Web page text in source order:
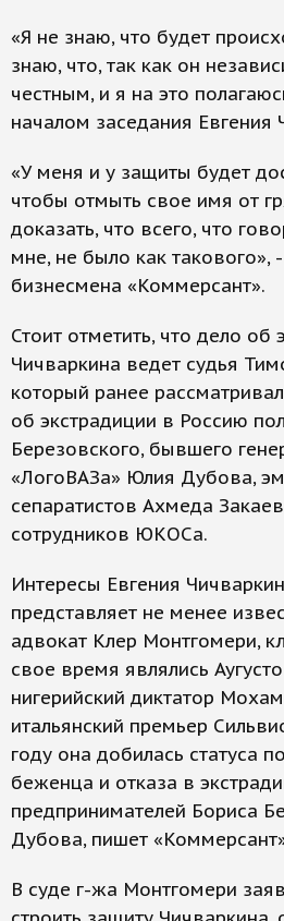
«Я не знаю, что будет
знаю, что, так как он
честным, и я на это
началом заседания Евгения
«У меня и у защиты будет
чтобы отмыть свое имя от
доказать, что всего, что
мне, не было как такового»,
бизнесмена «Коммерсант».
Стоит отметить, что дело об
Чичваркина ведет судья
который ранее
об экстрадиции в Россию
Березовского, бывшего
«ЛогоВАЗа» Юлия Дубова,
сепаратистов Ахмеда
сотрудников ЮКОСа.
Интересы Евгения
представляет не менее
адвокат Клер Монтгомери,
свое время являлись
нигерийский диктатор
итальянский премьер
году она добилась статуса
беженца и отказа в
предпринимателей Бориса
Дубова, пишет
В суде г-жа Монтгомери